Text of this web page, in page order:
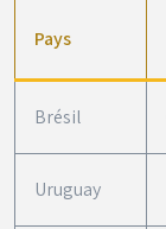
Pays
Brésil
Uruguay